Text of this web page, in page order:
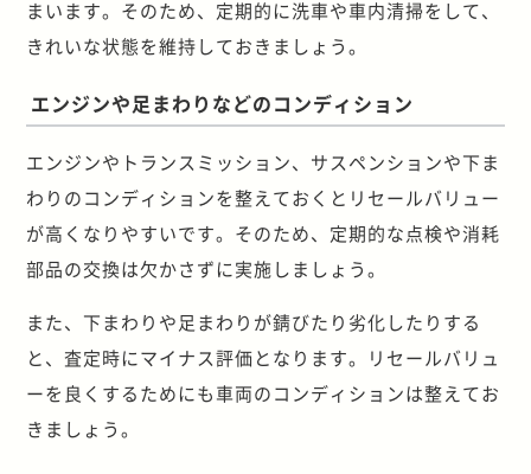
まいます。そのため、定期的に洗車や車内清掃をして、
きれいな状態を維持しておきましょう。
エンジンや足まわりなどのコンディション
エンジンやトランスミッション、サスペンションや下ま
わりのコンディションを整えておくとリセールバリュー
が高くなりやすいです。そのため、定期的な点検や消耗
部品の交換は欠かさずに実施しましょう。
また、下まわりや足まわりが錆びたり劣化したりする
と、査定時にマイナス評価となります。リセールバリュ
ーを良くするためにも車両のコンディションは整えてお
きましょう。